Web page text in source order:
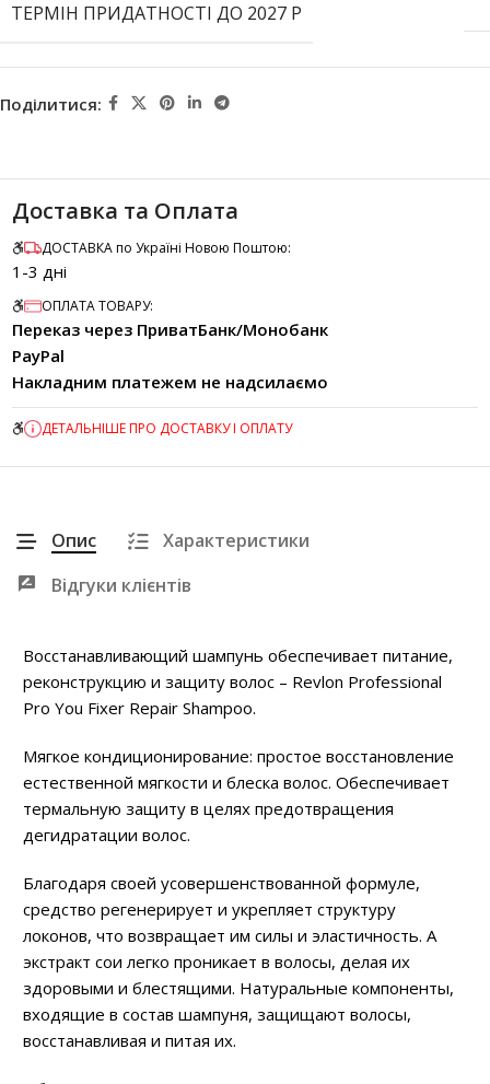
ТЕРМІН ПРИДАТНОСТІ ДО 2027 Р
Поділитися:
Доставка та Оплата
ДОСТАВКА по Україні Новою Поштою:
1-3 дні
ОПЛАТА ТОВАРУ:
Переказ через ПриватБанк/Монобанк
PayPal
Накладним платежем не надсилаємо
ДЕТАЛЬНІШЕ ПРО ДОСТАВКУ І ОПЛАТУ
Опис
Характеристики
Відгуки клієнтів
Восстанавливающий шампунь обеспечивает питание,
реконструкцию и защиту волос – Revlon Professional
Pro You Fixer Repair Shampoo.
Мягкое кондиционирование: простое восстановление
естественной мягкости и блеска волос. Обеспечивает
термальную защиту в целях предотвращения
дегидратации волос.
Благодаря своей усовершенствованной формуле,
средство регенерирует и укрепляет структуру
локонов, что возвращает им силы и эластичность. А
экстракт сои легко проникает в волосы, делая их
здоровыми и блестящими. Натуральные компоненты,
входящие в состав шампуня, защищают волосы,
восстанавливая и питая их.